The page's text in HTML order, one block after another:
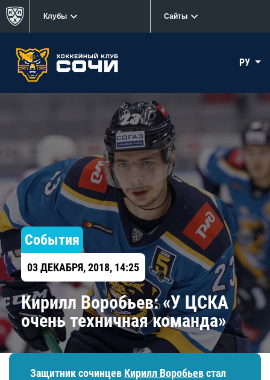
Клубы Сайты
РУ
События
03 ДЕКАБРЯ, 2018, 14:25
Кирилл Воробьев: «У ЦСКА
очень техничная команда»
Защитник сочинцев Кирилл Воробьевстал